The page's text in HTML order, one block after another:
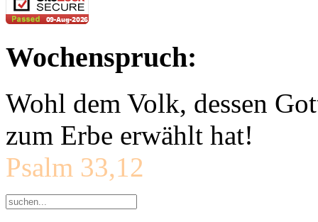
Wochenspruch:
Wohl dem Volk, dessen
zum Erbe erwählt hat!
Psalm 33,12